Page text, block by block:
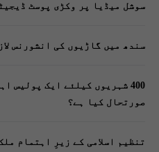
سوشل میڈیا پر وکڑی پوسٹ
سندھ میں گاڑیوں کی انشورنس
400 شہریوں کیلئے ایک پولیس
صورتحال کیا ہے؟
تنظیم اسلامی کے زیرِ اہتمام